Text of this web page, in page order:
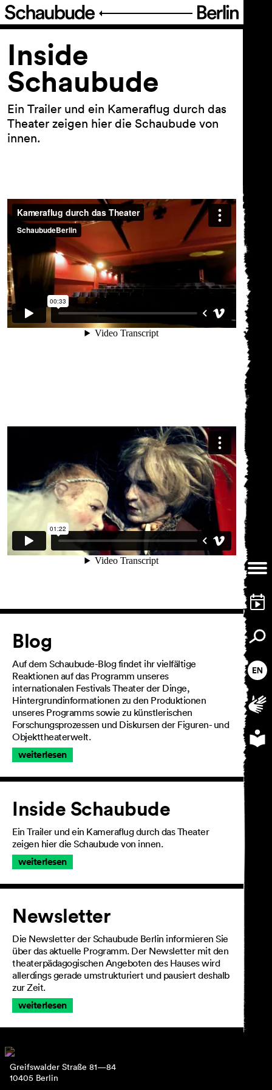
Programm
Ticket
Barrierefreiheit
Impressum
Barrierefreiheitserklärung
Inside
Schaubude
Ein Trailer und ein Kameraflug durch das
Theater zeigen hier die Schaubude von
innen.
Artikel
Blog
Auf dem Schaubude-Blog findet ihr vielfältige
Reaktionen auf das Programm unseres
internationalen Festivals Theater der Dinge,
Hintergrundinformationen zu den Produktionen
unseres Programms sowie zu künstlerischen
Forschungsprozessen und Diskursen der Figuren- und
Objekttheaterwelt.
weiterlesen
Inside Schaubude
Ein Trailer und ein Kameraflug durch das Theater
zeigen hier die Schaubude von innen.
weiterlesen
Newsletter
Die Newsletter der Schaubude Berlin informieren Sie
über das aktuelle Programm. Der Newsletter mit den
theaterpädagogischen Angeboten des Hauses wird
allerdings gerade umstrukturiert und pausiert deshalb
zur Zeit.
weiterlesen
Greifswalder Straße 81—84
10405 Berlin